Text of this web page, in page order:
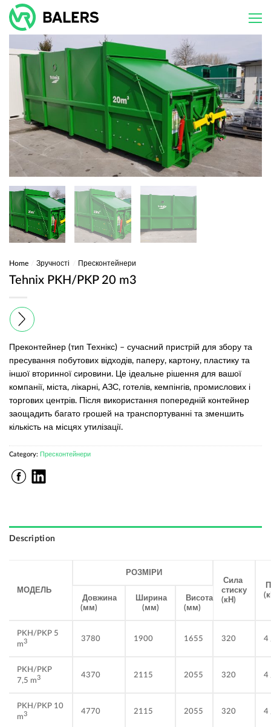
Skip
content
Home Зручності Пресконтейнери
Tehnix PKH/PKP 20 m3
Преконтейнер (тип Технікс) – сучасний пристрій для збору та
пресування побутових відходів, паперу, картону, пластику та
іншої вторинної сировини. Це ідеальне рішення для вашої
компанії, міста, лікарні, АЗС, готелів, кемпінгів, промислових і
торгових центрів. Після використання попередній контейнер
заощадить багато грошей на транспортуванні та зменшить
кількість на місцях утилізації.
Category: Пресконтейнери
Description
МОДЕЛЬ
РОЗМІРИ
Сила
стиску
(кН)
Довжина
(мм)
Ширина
(мм)
Висота
(мм)
PKH/PKP 5
m3 3780 1900 1655 320 4
PKH/PKP
7,5 m3 4370 2115 2055 320 4
PKH/PKP 10
m3 4770 2115 2055 320 4